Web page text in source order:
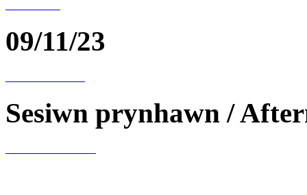
09/11/23
Sesiwn prynhawn /